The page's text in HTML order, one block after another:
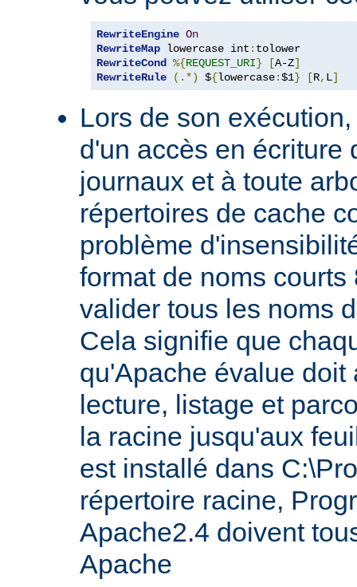
RewriteEngine On
RewriteMap lowercase int :
RewriteCond %{REQUEST_URI} [A-Z]
RewriteRule
(.*) ${lowercase:$1} [R, L]
Lors de son
d'un accès en écriture
journaux et à toute
répertoires de cache
problème
format de noms courts
valider tous les noms
Cela signifie que
qu'Apache évalue doit
lecture, listage et
la racine jusqu'aux
est installé dans
répertoire racine,
Apache2.4 doivent
Apache